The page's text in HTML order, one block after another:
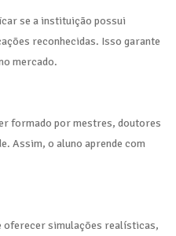
se a instituição possui
reconhecidas. Isso garante
mercado.
formado por mestres, doutores
Assim, o aluno aprende com
oferecer simulações realísticas,